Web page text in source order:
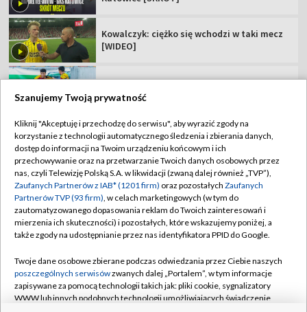
Zagrali potencjalni rywale Polaków. Jest
Polskie kluby w europejskich pucharach.
TVP
Abonament TVP
Sklep TVP
Biuro Reklamy
Oferta Handlowa
Emisja w TVP
Rada Programowa
Regulamin TVP
Polityka prywatności
Moje zgody
Biuro reklamy
Kanały
Szanujemy Twoją prywatność
Kliknij "Akceptuję i przechodzę do serwisu", aby wyrazić zgody na
korzystanie z technologii automatycznego śledzenia i zbierania danych,
dostęp do informacji na Twoim urządzeniu końcowym i ich
przechowywanie oraz na przetwarzanie Twoich danych osobowych przez
nas, czyli Telewizję Polską S.A. w likwidacji (zwaną dalej również „TVP”),
Zaufanych Partnerów z IAB* (1201 firm) oraz pozostałych Zaufanych
Partnerów TVP (93 firm), w celach marketingowych (w tym do
zautomatyzowanego dopasowania reklam do Twoich zainteresowań i
mierzenia ich skuteczności) i pozostałych, które wskazujemy poniżej, a
także zgody na udostępnianie przez nas identyfikatora PPID do Google.
Twoje dane osobowe zbierane podczas odwiedzania przez Ciebie naszych
poszczególnych serwisówzwanych dalej „Portalem”, w tym informacje
zapisywane za pomocą technologii takich jak: pliki cookie, sygnalizatory
WWW lub innych podobnych technologii umożliwiających świadczenie